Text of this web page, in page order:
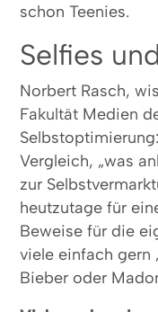
schon Teenies.
Selfies
Norbert Rasch,
Fakultät Medien
Vergleich, „was
zur
heutzutage für
Beweise für die
viele einfach gern
Bieber oder